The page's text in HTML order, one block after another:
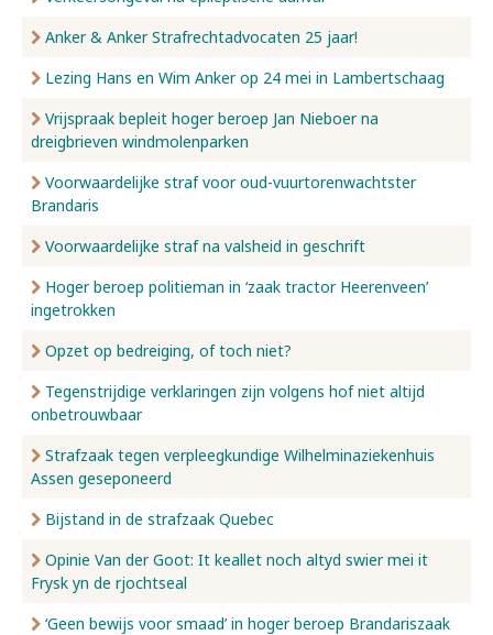
Anker & Anker Strafrechtadvocaten 25 jaar!
Lezing Hans en Wim Anker op 24 mei in Lambertschaag
Vrijspraak bepleit hoger beroep Jan Nieboer na
dreigbrieven windmolenparken
Voorwaardelijke straf voor oud-vuurtorenwachtster
Brandaris
Voorwaardelijke straf na valsheid in geschrift
Hoger beroep politieman in ‘zaak tractor Heerenveen’
ingetrokken
Opzet op bedreiging, of toch niet?
Tegenstrijdige verklaringen zijn volgens hof niet altijd
onbetrouwbaar
Strafzaak tegen verpleegkundige Wilhelminaziekenhuis
Assen geseponeerd
Bijstand in de strafzaak Quebec
Opinie Van der Goot: It keallet noch altyd swier mei it
Frysk yn de rjochtseal
‘Geen bewijs voor smaad’ in hoger beroep Brandariszaak